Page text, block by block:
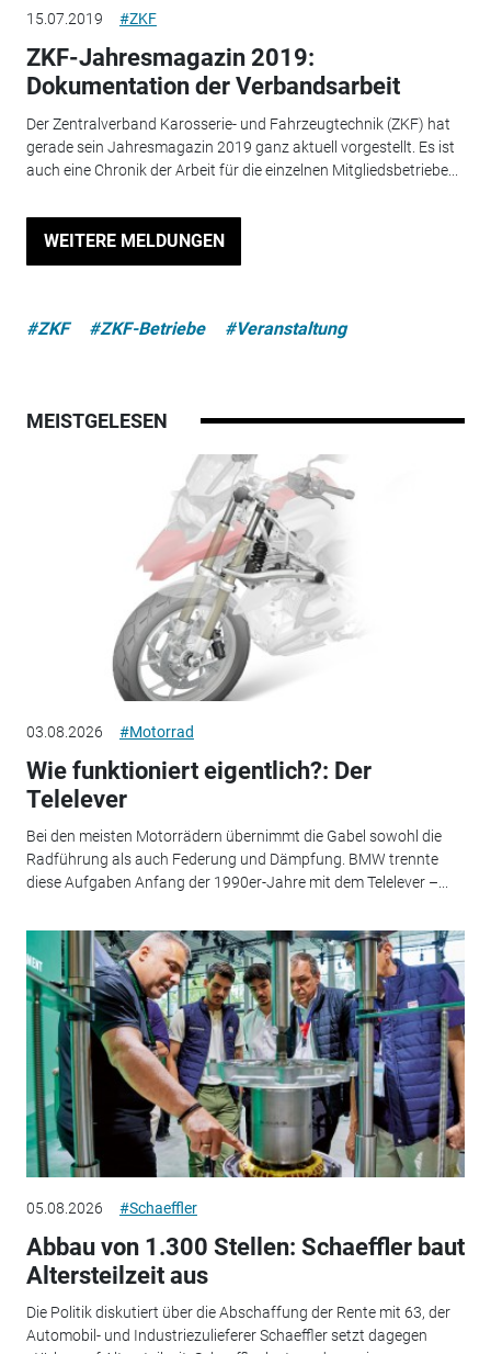
15.07.2019 #ZKF
ZKF-Jahresmagazin 2019:
Dokumentation der Verbandsarbeit
Der Zentralverband Karosserie- und Fahrzeugtechnik (ZKF) hat
gerade sein Jahresmagazin 2019 ganz aktuell vorgestellt. Es ist
auch eine Chronik der Arbeit für die einzelnen Mitgliedsbetriebe...
WEITERE MELDUNGEN
#ZKF #ZKF-Betriebe #Veranstaltung
MEISTGELESEN
03.08.2026 #Motorrad
Wie funktioniert eigentlich?: Der
Telelever
Bei den meisten Motorrädern übernimmt die Gabel sowohl die
Radführung als auch Federung und Dämpfung. BMW trennte
diese Aufgaben Anfang der 1990er-Jahre mit dem Telelever –...
05.08.2026 #Schaeffler
Abbau von 1.300 Stellen: Schaeffler baut
Altersteilzeit aus
Die Politik diskutiert über die Abschaffung der Rente mit 63, der
Automobil- und Industriezulieferer Schaeffler setzt dagegen